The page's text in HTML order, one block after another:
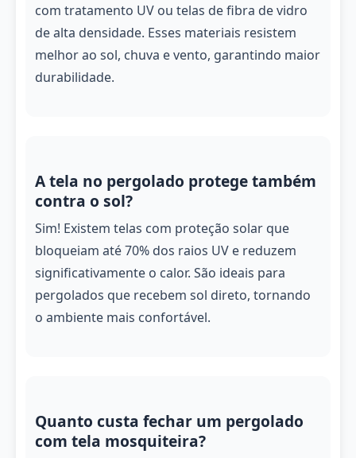
com tratamento UV ou telas de fibra de vidro
de alta densidade. Esses materiais resistem
melhor ao sol, chuva e vento, garantindo maior
durabilidade.
A tela no pergolado protege também
contra o sol?
Sim! Existem telas com proteção solar que
bloqueiam até 70% dos raios UV e reduzem
significativamente o calor. São ideais para
pergolados que recebem sol direto, tornando
o ambiente mais confortável.
Quanto custa fechar um pergolado
com tela mosquiteira?